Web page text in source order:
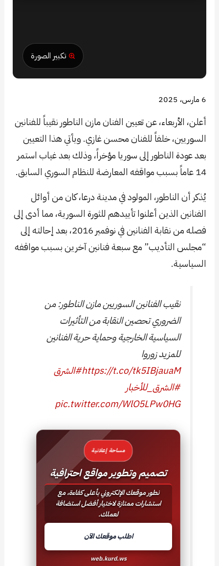
تكبير الصورة
6 مارس، 2025
أعلن، الأربعاء، عن تعيين الفنان مازن الناطور نقيباً للفنانين
السوريين، خلفاً للفنان محسن غازي. ويأتي هذا التعيين
بعد عودة الناطور إلى سوريا مؤخراً، وذلك بعد غياب استمر
14 عاماً بسبب مواقفه المعارضة للنظام السوري السابق.
يُذكر أن الناطور، المولود في مدينة درعا، كان من أوائل
الفنانين الذين أعلنوا تأييدهم للثورة السورية، مما أدى إلى
فصله من نقابة الفنانين في نوفمبر 2016، بعد إحالته إلى
“مجلس التأديب” مع سبعة فنانين آخرين بسبب مواقفه
السياسية.
نقيب الفنانين السوريين مازن الناطور: من
الضروري تحصين النقابة من التأثيرات
السياسية الخارجية وحماية حرية الفنانين
للمزيد زوروا
https://t.co/tk5IBjauaM#الشرق
#الشرق_للأخبار
pic.twitter.com/WlO5LPw0HG
مساحة إعلانية
تصميم وتطوير مواقع احترافية
نطور موقعك الإلكتروني بأعلى كفاءة، مع
استشارات ممتازة لاختيار أفضل استضافة
لعملك.
اطلب موقعك الآن
web.kurd.ws